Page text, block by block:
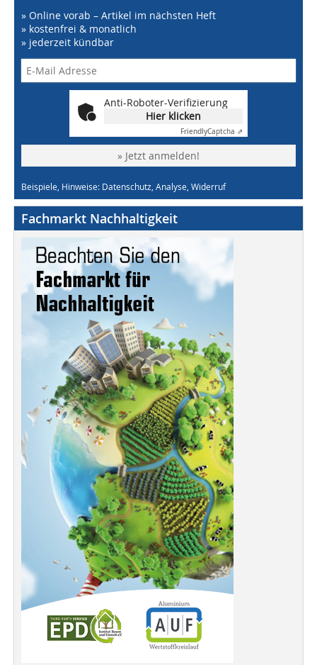
» Online vorab – Artikel im nächsten Heft
» kostenfrei & monatlich
» jederzeit kündbar
Anti-Roboter-Verifizierung
Hier klicken
FriendlyCaptcha ⇗
» Jetzt anmelden!
Beispiele, Hinweise: Datenschutz, Analyse, Widerruf
Fachmarkt Nachhaltigkeit